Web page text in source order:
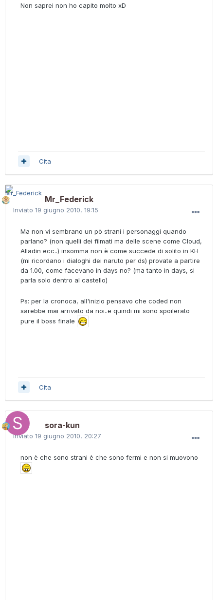
Non saprei non ho capito molto xD
Cita
Mr_Federick
Inviato 19 giugno 2010, 19:15
Ma non vi sembrano un pò strani i personaggi quando
parlano? (non quelli dei filmati ma delle scene come Cloud,
Alladin ecc..) insomma non è come succede di solito in KH
(mi ricordano i dialoghi dei naruto per ds) provate a partire
da 1.00, come facevano in days no? (ma tanto in days, si
parla solo dentro al castello)
Ps: per la cronoca, all'inizio pensavo che coded non
sarebbe mai arrivato da noi..e quindi mi sono spoilerato
pure il boss finale
Cita
sora-kun
Inviato 19 giugno 2010, 20:27
non è che sono strani è che sono fermi e non si muovono